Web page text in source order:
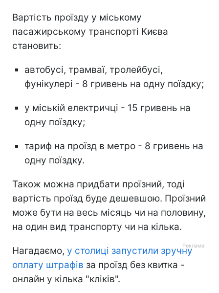
Вартість проїзду у міському
пасажирському транспорті Києва
становить:
автобусі, трамваї, тролейбусі,
фунікулері - 8 гривень на одну поїздку;
у міській електричці - 15 гривень на
одну поїздку;
тариф на проїзд в метро - 8 гривень на
одну поїздку.
Також можна придбати проїзний, тоді
вартість проїзд буде дешевшою. Проїзний
може бути на весь місяць чи на половину,
на один вид транспорту чи на кілька.
Нагадаємо, у столиці запустили зручну
оплату штрафів за проїзд без квитка -
онлайн у кілька "кліків".